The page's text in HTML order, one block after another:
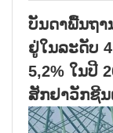
ບັນດາພື້ນຖາ
ຢູ່ໃນລະດັບ
5,2% ໃນປີ
ສັກຢາວັກຊີນ